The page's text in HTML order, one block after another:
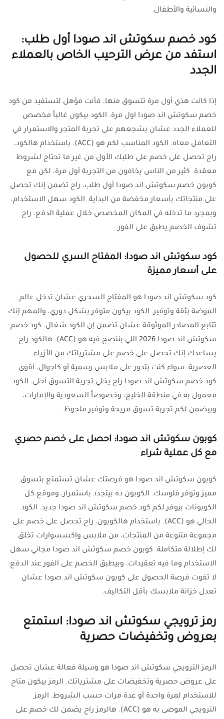
والنسائية والأطفال.
كود خصم سكوتش اند صودا أول طلب:
استفد من عرض الترحيب الخاص بالعملاء
الجدد
إذا كانت هذي أول مرة تتسوق منها، فأنت مؤهل لتستفيد من كود
خصم سكوتش اند صودا اول مرة. الكود بيكون غالباً مخصص
للعملاء الجدد عشان يشجعهم على تجربة المتجر والاستمرار في
التعامل معاه. الكود المناسب لكم هو (ACC). باستخدام هالكود،
راح تحصل على خصم على طلبك الأول من غير ما تحتاج لشروط
معقدة. كثير من الناس يخافون من التجربة أول مرة، لكن مع
كوبون خصم سكوتش اند صودا أول طلب، راح تضمن إنك تحصل
على منتجاتك بأسعار مخفضة من البداية. الكود سهل الاستخدام،
وبمجرد ما تدخله في المكان المخصص خلال عملية الدفع، راح
تشوف الخصم يطبق على الفور.
كود سكوتش اند صودا: المفتاح السري للحصول
على أسعار مميزة
كود سكوتش اند صودا هو المفتاح السحري عشان تدخل عالم
الموضة بثقة وتوفير. الكود بيكون متوفر بشكل دوري، والمهم إنك
تتابع المصادر الموثوقة عشان تضمن إن الكود شغال. كود خصم
سكوتش اند صودا 2026 اللي بننصح فيه هو (ACC). هالكود راح
يساعدك إنك تحصل على خصم على مشترياتك من الأزياء
العصرية. سواء كنت بتدور على ملابس رسمية أو كاجوال، أقوى
كود خصم سكوتش اند صودا راح يخلي تجربة التسوق أحلى. الكود
معمول به في منطقة الخليج، وخصوصاً السعودية والإمارات،
وبيضمن لكم تجربة تسوق مريحة وتوفير ملحوظ.
كوبون سكوتش اند صودا: احصل على خصم حصري
مع كل عملية شراء
كوبون سكوتش اند صودا هو فرصتك عشان تستمتع بتسوق
مميز وتوفر فلوسك. الكوبون ده بيتجدد باستمرار، وموقع كل
الكوبونات بيوفر لكم كود خصم سكوتش اند صودا جديد. الكود
الحالي هو (ACC). باستخدام هالكوبون، راح تحصل على خصم على
مجموعة متنوعة من المنتجات، من ملابس وإكسسوارات تخلق
لك إطلالة متكاملة. كوبون خصم سكوتش اند صودا مجاني سهل
الاستخدام وما فيه تعقيدات، وبيطبق الخصم على الفور عند الدفع.
لا تفوت فرصة الحصول على كوبون سكوتش اند صودا عشان
تعدل خزانة ملابسك بأقل التكاليف.
رمز ترويجي سكوتش اند صودا: استمتع
بعروض وتخفيضات حصرية
الرمز الترويجي سكوتش اند صودا هو وسيلة فعالة عشان تحصل
على عروض حصرية وتخفيضات على مشترياتك. الرمز بيكون متاح
للاستخدام لمرة واحدة أو عدة مرات حسب الشروط. الرمز
الترويجي الموصى به هو (ACC). هالرمز راح يضمن لك خصم على